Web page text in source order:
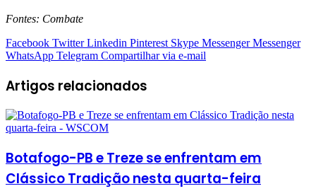
Fontes: Combate
Facebook Twitter Linkedin Pinterest Skype Messenger Messenger
WhatsApp Telegram Compartilhar via e-mail
Artigos relacionados
Botafogo-PB e Treze se enfrentam em
Clássico Tradição nesta quarta-feira